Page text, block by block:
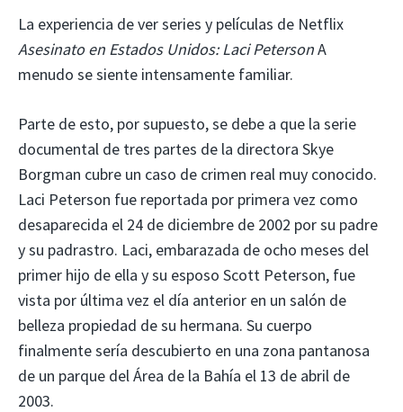
La experiencia de ver series y películas de Netflix
Asesinato en Estados Unidos: Laci PetersonA
menudo se siente intensamente familiar.
Parte de esto, por supuesto, se debe a que la serie
documental de tres partes de la directora Skye
Borgman cubre un caso de crimen real muy conocido.
Laci Peterson fue reportada por primera vez como
desaparecida el 24 de diciembre de 2002 por su padre
y su padrastro. Laci, embarazada de ocho meses del
primer hijo de ella y su esposo Scott Peterson, fue
vista por última vez el día anterior en un salón de
belleza propiedad de su hermana. Su cuerpo
finalmente sería descubierto en una zona pantanosa
de un parque del Área de la Bahía el 13 de abril de
2003.